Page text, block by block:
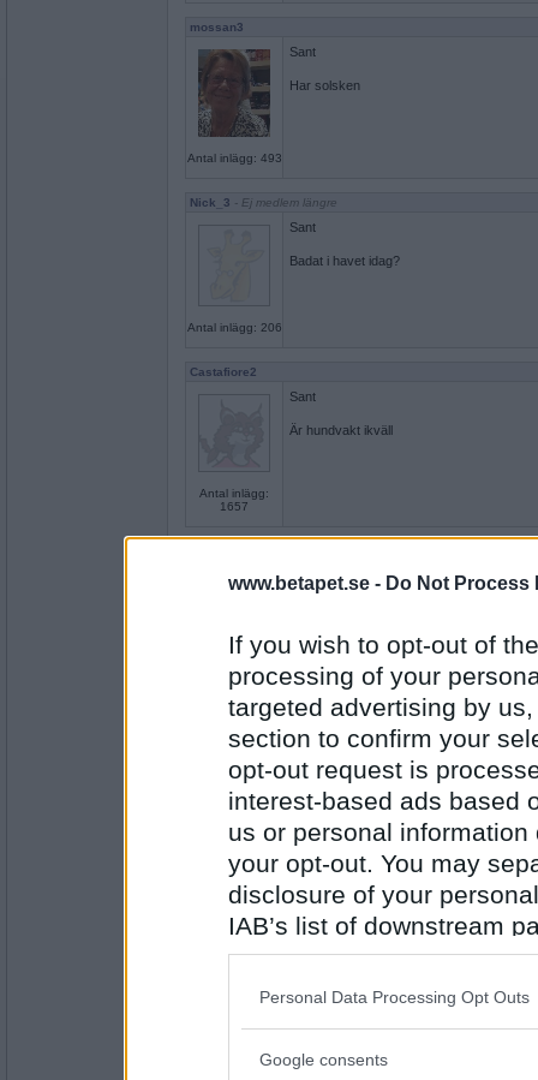
www.betapet.se - Do Not Process
If you wish to opt-out of
processing of your
targeted advertising by
section to confirm your
opt-out request is
interest-based ads based
us or personal
your opt-out. You may
disclosure of your
IAB’s list of downstream
also be disclosed by us
Downstream Participants
Please note that this
Personal Data Processing Opt Outs
Google consents
mossan3
Antal inlägg: 493
Sant
Har solsken
Nick_3 - Ej medlem längre
Antal inlägg: 206
Sant
Badat i havet idag?
Castafiore2
Antal inlägg:
1657
Sant
Är hundvakt ikväll
Antal inlägg: 493
Falskt
1657
Sant
Städning på g
Antal inlägg:
Falskt